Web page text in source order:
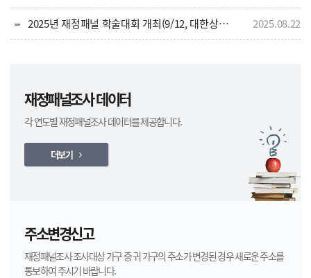
2025년 재정패널 학술대회 개최(9/12, 대한상공회의소) 2025.08.22
재정패널조사 데이터
각 연도별 재정패널조사 데이터를 제공합니다.
더보기
주소변경신고
재정패널조사 조사대상 가구 중 귀 가구의 주소가 변경된 경우 새로운 주소를
통보하여 주시기 바랍니다.